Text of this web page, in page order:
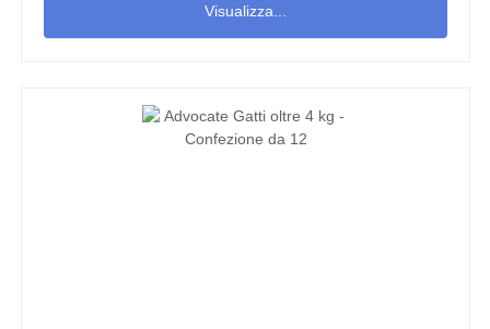
Visualizza...